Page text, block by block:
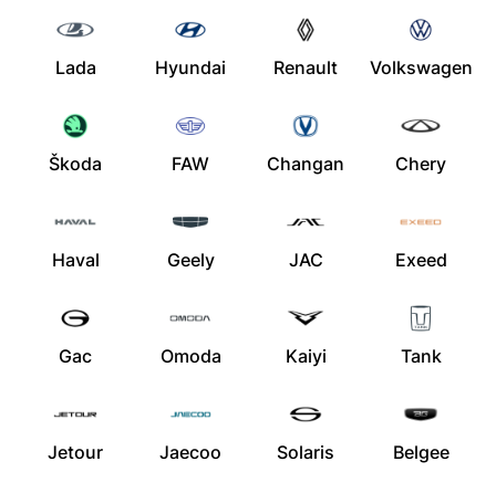
Lada Hyundai Renault Volkswagen
Škoda FAW Changan Chery
Haval Geely JAC Exeed
Gac Omoda Kaiyi Tank
Jetour Jaecoo Solaris Belgee